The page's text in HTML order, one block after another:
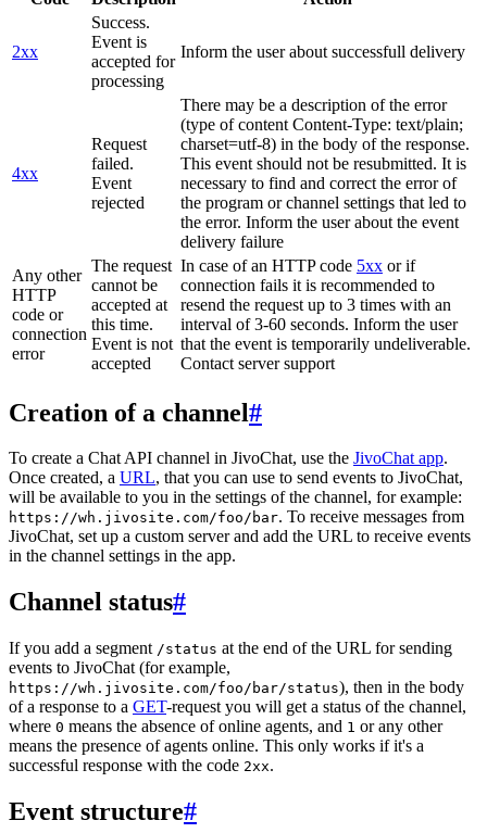
2xx
Success.
Event is
accepted for
processing
Inform the user about successfull delivery
4xx
Request
failed.
Event
rejected
There may be a description of the error
(type of content Content-Type: text/plain;
charset=utf-8) in the body of the response.
This event should not be resubmitted. It is
necessary to find and correct the error of
the program or channel settings that led to
the error. Inform the user about the event
delivery failure
Any other
HTTP
code or
connection
error
The request
cannot be
accepted at
this time.
Event is not
accepted
In case of an HTTP code 5xx or if
connection fails it is recommended to
resend the request up to 3 times with an
interval of 3-60 seconds. Inform the user
that the event is temporarily undeliverable.
Contact server support
Creation of a channel#
To create a Chat API channel in JivoChat, use the JivoChat app.
Once created, a URL, that you can use to send events to JivoChat,
will be available to you in the settings of the channel, for example:
https://wh.jivosite.com/foo/bar. To receive messages from
JivoChat, set up a custom server and add the URL to receive events
in the channel settings in the app.
Channel status#
If you add a segment /status at the end of the URL for sending
events to JivoChat (for example,
https://wh.jivosite.com/foo/bar/status), then in the body
of a response to a GET-request you will get a status of the channel,
where 0 means the absence of online agents, and 1 or any other
means the presence of agents online. This only works if it's a
successful response with the code 2xx.
Event structure#